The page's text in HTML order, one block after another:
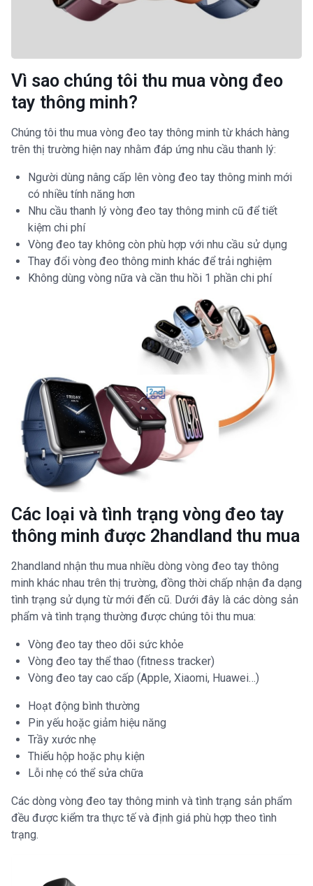
Vì sao chúng tôi thu mua vòng đeo
tay thông minh?
Chúng tôi thu mua vòng đeo tay thông minh từ khách hàng
trên thị trường hiện nay nhằm đáp ứng nhu cầu thanh lý:
Người dùng nâng cấp lên vòng đeo tay thông minh mới
có nhiều tính năng hơn
Nhu cầu thanh lý vòng đeo tay thông minh cũ để tiết
kiệm chi phí
Vòng đeo tay không còn phù hợp với nhu cầu sử dụng
Thay đổi vòng đeo thông minh khác để trải nghiệm
Không dùng vòng nữa và cần thu hồi 1 phần chi phí
Các loại và tình trạng vòng đeo tay
thông minh được 2handland thu mua
2handland nhận thu mua nhiều dòng vòng đeo tay thông
minh khác nhau trên thị trường, đồng thời chấp nhận đa dạng
tình trạng sử dụng từ mới đến cũ. Dưới đây là các dòng sản
phẩm và tình trạng thường được chúng tôi thu mua:
Vòng đeo tay theo dõi sức khỏe
Vòng đeo tay thể thao (fitness tracker)
Vòng đeo tay cao cấp (Apple, Xiaomi, Huawei…)
Hoạt động bình thường
Pin yếu hoặc giảm hiệu năng
Trầy xước nhẹ
Thiếu hộp hoặc phụ kiện
Lỗi nhẹ có thể sửa chữa
Các dòng vòng đeo tay thông minh và tình trạng sản phẩm
đều được kiểm tra thực tế và định giá phù hợp theo tình
trạng.